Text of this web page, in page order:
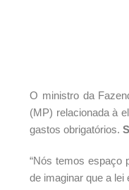
O ministro da
(MP) relacionada à
gastos obrigatórios.
“Nós temos espaço
de imaginar que a